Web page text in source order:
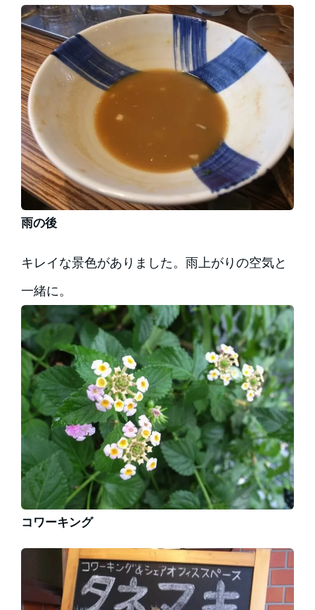
雨の後
キレイな景色がありました。雨上がりの空気と
一緒に。
コワーキング